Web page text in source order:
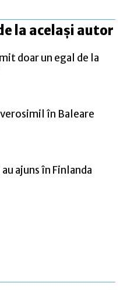
la același autor
doar un egal de la
în Baleare
ajuns în Finlanda